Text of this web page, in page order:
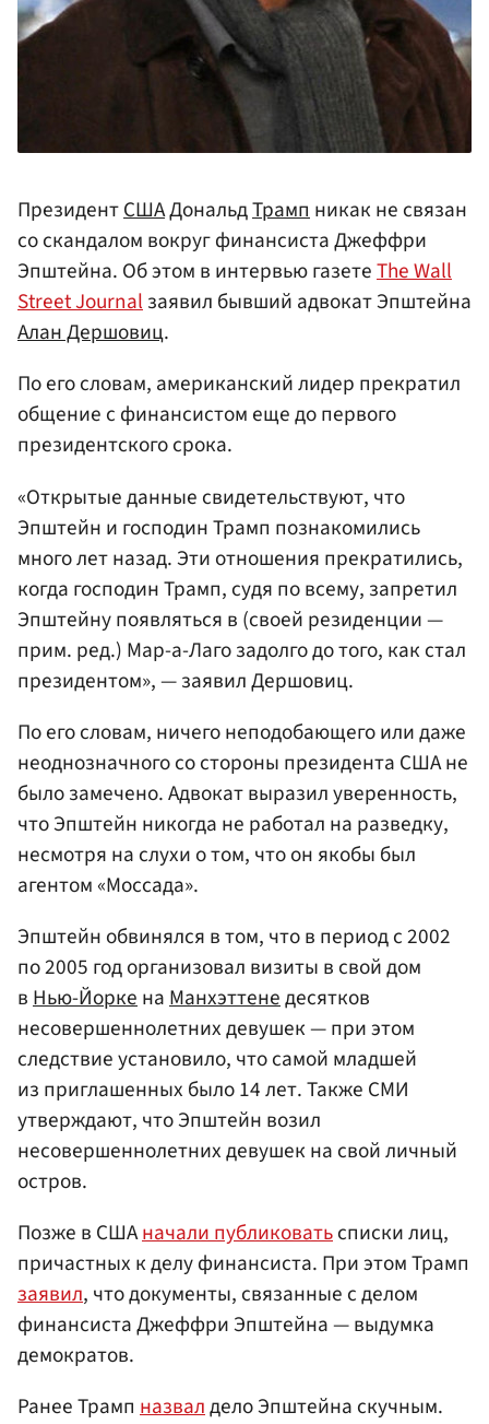
ПрезидентСШАДональдТрампникак не связан
со скандалом вокруг финансиста Джеффри
Эпштейна. Об этом в интервью газетеThe Wall
Street Journalзаявил бывший адвокат Эпштейна
Алан Дершовиц.
По его словам, американский лидер прекратил
общение с финансистом еще до первого
президентского срока.
«Открытые данные свидетельствуют, что
Эпштейн и господин Трамп познакомились
много лет назад. Эти отношения прекратились,
когда господин Трамп, судя по всему, запретил
Эпштейну появляться в (своей резиденции —
прим. ред.) Мар-а-Лаго задолго до того, как стал
президентом», — заявил Дершовиц.
По его словам, ничего неподобающего или даже
неоднозначного со стороны президента США не
было замечено. Адвокат выразил уверенность,
что Эпштейн никогда не работал на разведку,
несмотря на слухи о том, что он якобы был
агентом «Моссада».
Эпштейн обвинялся в том, что в период с 2002
по 2005 год организовал визиты в свой дом
вНью-ЙоркенаМанхэттенедесятков
несовершеннолетних девушек — при этом
следствие установило, что самой младшей
из приглашенных было 14 лет. Также СМИ
утверждают, что Эпштейн возил
несовершеннолетних девушек на свой личный
остров.
Позже в СШАначали публиковатьсписки лиц,
причастных к делу финансиста. При этом Трамп
заявил, что документы, связанные с делом
финансиста Джеффри Эпштейна — выдумка
демократов.
Ранее Трамп назвалдело Эпштейна скучным.